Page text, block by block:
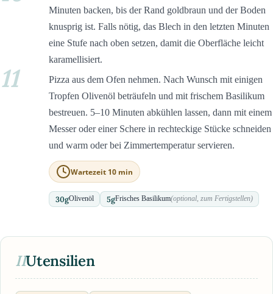
Minuten backen, bis der Rand goldbraun und der Boden
knusprig ist. Falls nötig, das Blech in den letzten Minuten
eine Stufe nach oben setzen, damit die Oberfläche leicht
karamellisiert.
11
Pizza aus dem Ofen nehmen. Nach Wunsch mit einigen
Tropfen Olivenöl beträufeln und mit frischem Basilikum
bestreuen. 5–10 Minuten abkühlen lassen, dann mit einem
Messer oder einer Schere in rechteckige Stücke schneiden
und warm oder bei Zimmertemperatur servieren.
Wartezeit 10 min
30gOlivenöl 5gFrisches Basilikum(optional, zum Fertigstellen)
IIUtensilien